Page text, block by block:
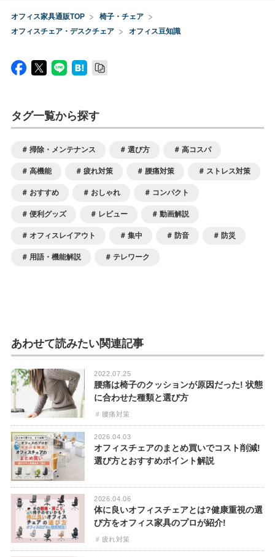
オフィス家具通販TOP
椅子・チェア
オフィスチェア・デスクチェア
オフィス豆知識
タグ一覧から探す
掃除・メンテナンス 選び方 高コスパ
高機能 疲れ対策 腰痛対策 ストレス対策
おすすめ おしゃれ コンパクト
便利グッズ レビュー 動画解説
オフィスレイアウト 集中 防音 防災
用語・機能解説 テレワーク
あわせて読みたい関連記事
2022.07.25
腰痛は椅子のクッションが原因だった! 状態
に合わせた種類と選び方
腰痛対策
2026.04.03
オフィスチェアのまとめ買いでコスト削減!
選び方とおすすめポイント解説
2026.04.06
体に良いオフィスチェアとは?健康重視の選
び方をオフィス家具のプロが紹介!
疲れ対策